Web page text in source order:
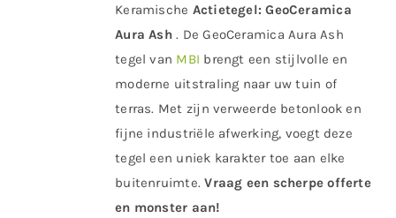
Keramische Actietegel: GeoCeramica
Aura Ash. De GeoCeramica Aura Ash
tegel van MBI brengt een stijlvolle en
moderne uitstraling naar uw tuin of
terras. Met zijn verweerde betonlook en
fijne industriële afwerking, voegt deze
tegel een uniek karakter toe aan elke
buitenruimte.Vraag een scherpe offerte
en monster aan!